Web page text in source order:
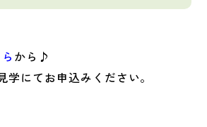
から♪
にてお申込みください。